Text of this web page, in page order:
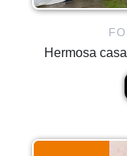
Hermosa